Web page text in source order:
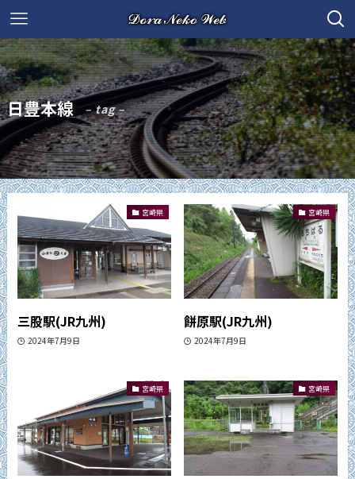
日豊本線 – tag –
宮崎県
三股駅(JR九州)
2024年7月9日
宮崎県
餅原駅(JR九州)
2024年7月9日
宮崎県 宮崎県